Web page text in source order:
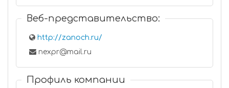
Веб-представительство:
http://zanoch.ru/
nexpr@mail.ru
Профиль компании